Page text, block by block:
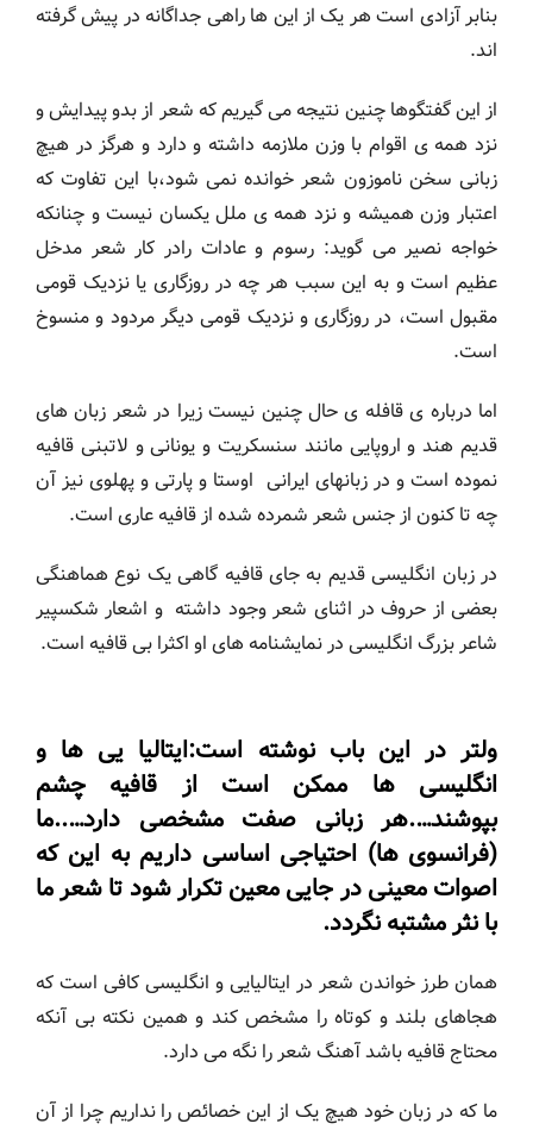
بنابر آزادی است هر یک از این ها راهی جداگانه در پیش گرفته
اند.
از این گفتگوها چنین نتیجه می گیریم که شعر از بدو پیدایش و
نزد همه ی اقوام با وزن ملازمه داشته و دارد و هرگز در هیچ
زبانی سخن ناموزون شعر خوانده نمی شود،با این تفاوت که
اعتبار وزن همیشه و نزد همه ی ملل یکسان نیست و چنانکه
خواجه نصیر می گوید: رسوم و عادات رادر کار شعر مدخل
عظیم است و به این سبب هر چه در روزگاری یا نزدیک قومی
مقبول است، در روزگاری و نزدیک قومی دیگر مردود و منسوخ
است.
اما درباره ی قافله ی حال چنین نیست زیرا در شعر زبان های
قدیم هند و اروپایی مانند سنسکریت و یونانی و لاتبنی قافیه
نموده است و در زبانهای ایرانی اوستا و پارتی و پهلوی نیز آن
چه تا کنون از جنس شعر شمرده شده از قافیه عاری است.
در زبان انگلیسی قدیم به جای قافیه گاهی یک نوع هماهنگی
بعضی از حروف در اثنای شعر وجود داشته و اشعار شکسپیر
شاعر بزرگ انگلیسی در نمایشنامه های او اکثرا بی قافیه است.
ولتر در این باب نوشته است:ایتالیا یی ها و
انگلیسی ها ممکن است از قافیه چشم
بپوشند….هر زبانی صفت مشخصی دارد…..ما
(فرانسوی ها) احتیاجی اساسی داریم به این که
اصوات معینی در جایی معین تکرار شود تا شعر ما
با نثر مشتبه نگردد.
همان طرز خواندن شعر در ایتالیایی و انگلیسی کافی است که
هجاهای بلند و کوتاه را مشخص کند و همین نکته بی آنکه
محتاج قافیه باشد آهنگ شعر را نگه می دارد.
ما که در زبان خود هیچ یک از این خصائص را نداریم چرا از آن